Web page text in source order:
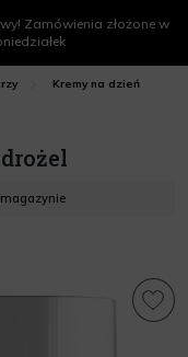
Zamówienia złożone w
Kremy na dzień